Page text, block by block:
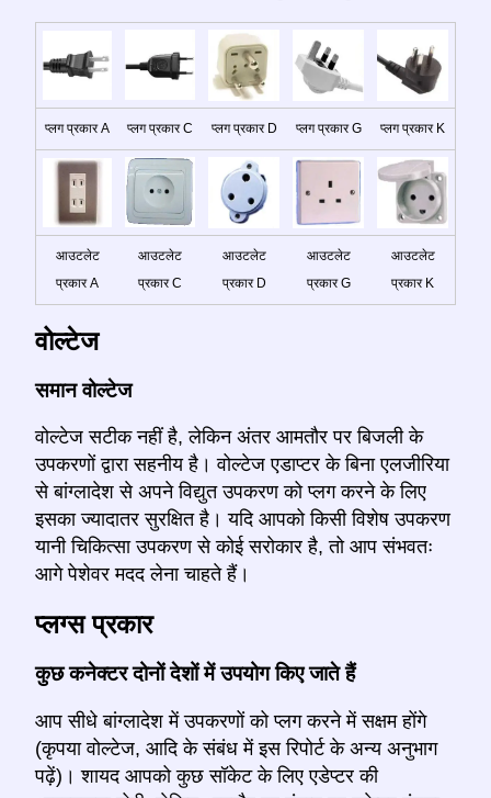
प्लग प्रकार A प्लग प्रकार C प्लग प्रकार D प्लग प्रकार G प्लग प्रकार K
आउटलेट
प्रकार A
आउटलेट
प्रकार C
आउटलेट
प्रकार D
आउटलेट
प्रकार G
आउटलेट
प्रकार K
वोल्टेज
समान वोल्टेज
वोल्टेज सटीक नहीं है, लेकिन अंतर आमतौर पर बिजली के
उपकरणों द्वारा सहनीय है। वोल्टेज एडाप्टर के बिना एलजीरिया
से बांग्लादेश से अपने विद्युत उपकरण को प्लग करने के लिए
इसका ज्यादातर सुरक्षित है। यदि आपको किसी विशेष उपकरण
यानी चिकित्सा उपकरण से कोई सरोकार है, तो आप संभवतः
आगे पेशेवर मदद लेना चाहते हैं।
प्लग्स प्रकार
कुछ कनेक्टर दोनों देशों में उपयोग किए जाते हैं
आप सीधे बांग्लादेश में उपकरणों को प्लग करने में सक्षम होंगे
(कृपया वोल्टेज, आदि के संबंध में इस रिपोर्ट के अन्य अनुभाग
पढ़ें)। शायद आपको कुछ सॉकेट के लिए एडेप्टर की